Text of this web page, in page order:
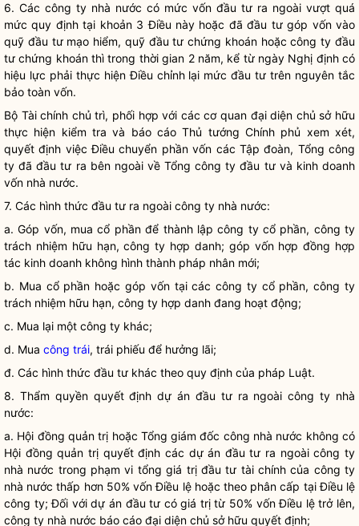
6. Các công ty nhà nước có mức vốn đầu tư ra ngoài vượt quá
mức quy định tại khoản 3 Điều này hoặc đã đầu tư góp vốn vào
quỹ đầu tư mạo hiểm, quỹ đầu tư chứng khoán hoặc công ty đầu
tư chứng khoán thì trong thời gian 2 năm, kể từ ngày Nghị định có
hiệu lực phải thực hiện Điều chỉnh lại mức đầu tư trên nguyên tắc
bảo toàn vốn.
Bộ Tài chính chủ trì, phối hợp với cáccơ quan đại diện chủ sở hữu
thực hiện kiểm tra và báo cáo Thủ tướng Chính phủ xem xét,
quyết định việc Điều chuyển phần vốn các Tập đoàn, Tổng công
ty đã đầu tư ra bên ngoài về Tổng công ty đầu tư và kinh doanh
vốn nhà nước.
7. Các hình thức đầu tư ra ngoài công ty nhà nước:
a. Góp vốn, mua cổ phần để thành lập công ty cổ phần, công ty
trách nhiệm hữu hạn, công ty hợp danh; góp vốn hợp đồng hợp
tác kinh doanh không hình thành pháp nhân mới;
b. Mua cổ phần hoặc góp vốn tại các công ty cổ phần, công ty
trách nhiệm hữu hạn, công ty hợp danh đang hoạt động;
c. Mua lại một công ty khác;
d. Mua công trái, trái phiếu để hưởng lãi;
đ. Các hình thức đầu tư khác theo quy định của pháp Luật.
8. Thẩm quyềnquyết định dự án đầu tư ra ngoàicông ty nhà
nước:
a. Hội đồng quản trị hoặc Tổng giám đốc công nhà nước không có
Hội đồng quản trị quyết định các dự án đầu tư ra ngoàicông ty
nhà nước trong phạm vi tổng giá trị đầu tư tài chính của công ty
nhà nước thấp hơn 50% vốnĐiều lệhoặc theo phân cấp tạiĐiều lệ
công ty; Đối với dự án đầu tư có giá trị từ 50% vốnĐiều lệtrở lên,
công ty nhà nước báo cáo đại diện chủ sở hữu quyết định;